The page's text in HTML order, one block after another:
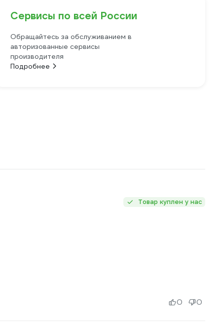
Сервисы по всей России
Обращайтесь за обслуживанием в
авторизованные сервисы
производителя
Подробнее
Товар куплен у нас
0 0